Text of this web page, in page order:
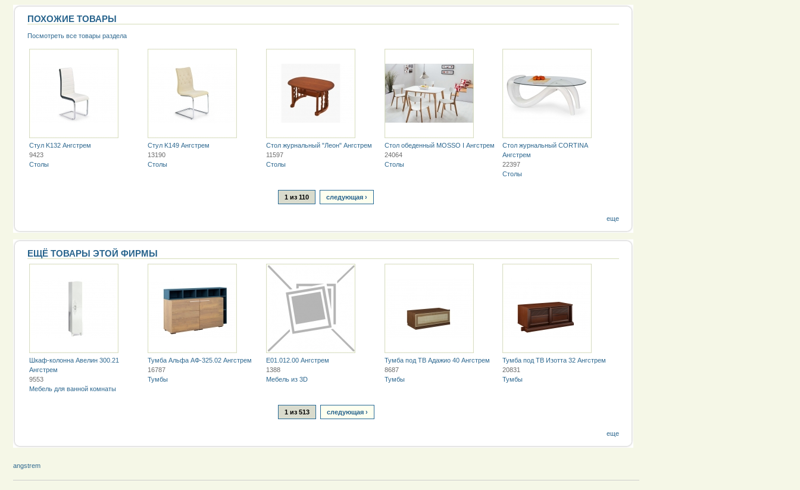
ПОХОЖИЕ ТОВАРЫ
Посмотреть все товары раздела
Стул K132 Ангстрем
9423
Столы
Стул K149 Ангстрем
13190
Столы
Стол журнальный "Леон" Ангстрем
11597
Столы
Стол обеденный MOSSO I Ангстрем
24064
Столы
Стол журнальный CORTINA
Ангстрем
22397
Столы
1 из 110 следующая ›
еще
ЕЩЁ ТОВАРЫ ЭТОЙ ФИРМЫ
Шкаф-колонна Авелин 300.21
Ангстрем
9553
Мебель для ванной комнаты
Тумба Альфа АФ-325.02 Ангстрем
16787
Тумбы
E01.012.00 Ангстрем
1388
Мебель из 3D
Тумба под ТВ Адажио 40 Ангстрем
8687
Тумбы
Тумба под ТВ Изотта 32 Ангстрем
20831
Тумбы
1 из 513 следующая ›
еще
angstrem